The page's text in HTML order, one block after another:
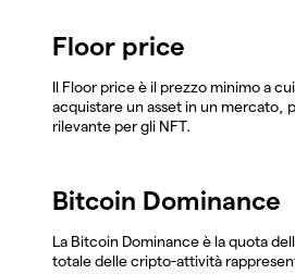
Floor price
Il Floor price è il prezzo minimo a
acquistare un asset in un mercato,
rilevante per gli NFT.
Bitcoin Dominance
La Bitcoin Dominance è la quota
totale delle cripto-attività